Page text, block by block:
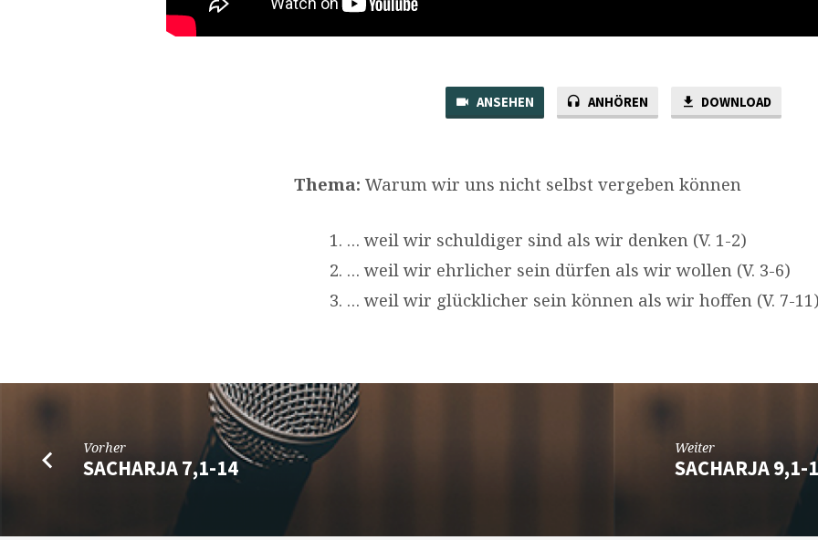
ANSEHEN ANHÖREN DOWNLOAD
Thema: Warum wir uns nicht selbst vergeben können
… weil wir schuldiger sind als wir denken (V. 1-2)
… weil wir ehrlicher sein dürfen als wir wollen (V. 3-6)
… weil wir glücklicher sein können als wir hoffen (V. 7-
Vorher
SACHARJA 7,1-14
Weiter
SACHARJA 9,1-